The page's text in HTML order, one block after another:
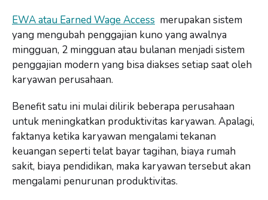
EWA atau Earned Wage Access merupakan sistem
yang mengubah penggajian kuno yang awalnya
mingguan, 2 mingguan atau bulanan menjadi sistem
penggajian modern yang bisa diakses setiap saat oleh
karyawan perusahaan.
Benefit satu ini mulai dilirik beberapa perusahaan
untuk meningkatkan produktivitas karyawan. Apalagi,
faktanya ketika karyawan mengalami tekanan
keuangan seperti telat bayar tagihan, biaya rumah
sakit, biaya pendidikan, maka karyawan tersebut akan
mengalami penurunan produktivitas.